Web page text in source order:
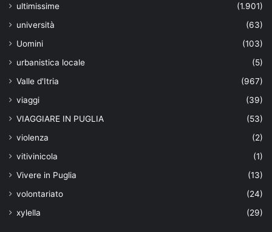
ultimissime
(1.901)
università
(63)
Uomini
(103)
urbanistica locale
(5)
Valle d'Itria
(967)
viaggi
(39)
VIAGGIARE IN PUGLIA
(53)
violenza
(2)
vitivinicola
(1)
Vivere in Puglia
(13)
volontariato
(24)
xylella
(29)